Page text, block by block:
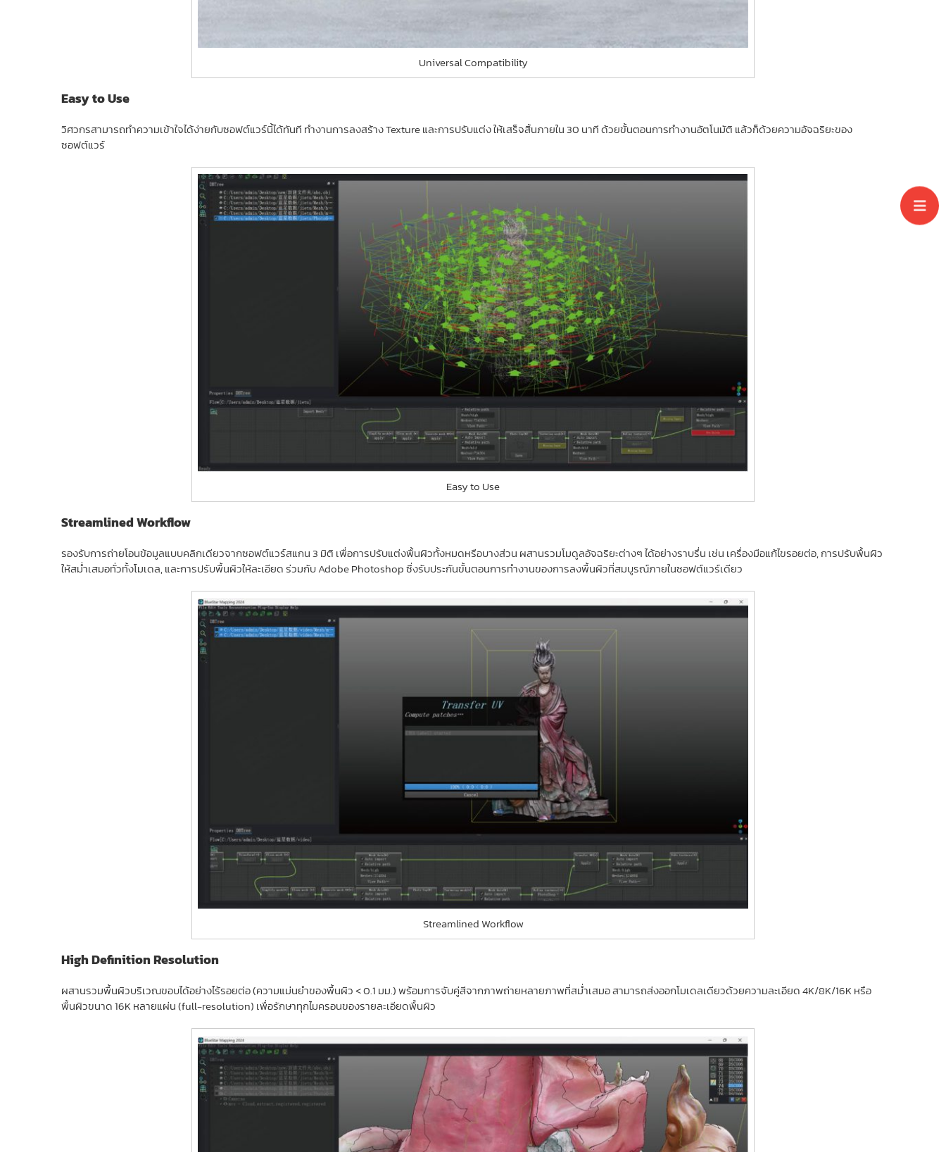
Universal Compatibility
Easy to Use
วิศวกรสามารถทำความเข้าใจได้ง่ายกับซอฟต์แวร์นี้ได้ทันที ทำงานการลงสร้าง Texture และการปรับแต่ง ให้เสร็จสิ้นภายใน 30 นาที ด้วยขั้นตอนการทำงานอัตโนมัติ แล้วก็ด้วยความอัจฉริยะของ
ซอฟต์แวร์
Easy to Use
Streamlined Workflow
รองรับการถ่ายโอนข้อมูลแบบคลิกเดียวจากซอฟต์แวร์สแกน 3 มิติ เพื่อการปรับแต่งพื้นผิวทั้งหมดหรือบางส่วน ผสานรวมโมดูลอัจฉริยะต่างๆ ได้อย่างราบรื่น เช่น เครื่องมือแก้ไขรอยต่อ, การปรับพื้นผิว
ให้สม่ำเสมอทั่วทั้งโมเดล, และการปรับพื้นผิวให้ละเอียด ร่วมกับ Adobe Photoshop ซึ่งรับประกันขั้นตอนการทำงานของการลงพื้นผิวที่สมบูรณ์ภายในซอฟต์แวร์เดียว
Streamlined Workflow
High Definition Resolution
ผสานรวมพื้นผิวบริเวณขอบได้อย่างไร้รอยต่อ (ความแม่นยำของพื้นผิว < 0.1 มม.) พร้อมการจับคู่สีจากภาพถ่ายหลายภาพที่สม่ำเสมอ สามารถส่งออกโมเดลเดียวด้วยความละเอียด 4K/8K/16K หรือ
พื้นผิวขนาด 16K หลายแผ่น (full-resolution) เพื่อรักษาทุกไมครอนของรายละเอียดพื้นผิว